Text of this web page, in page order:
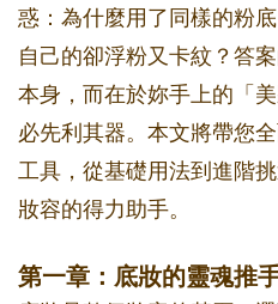
惑：為什麼用了同樣的粉
自己的卻浮粉又卡紋？答
本身，而在於妳手上的「
必先利其器。本文將帶您
工具，從基礎用法到進階
妝容的得力助手。
第一章：底妝的靈魂